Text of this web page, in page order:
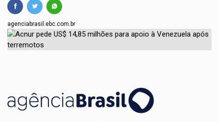
agenciabrasil.ebc.com.br